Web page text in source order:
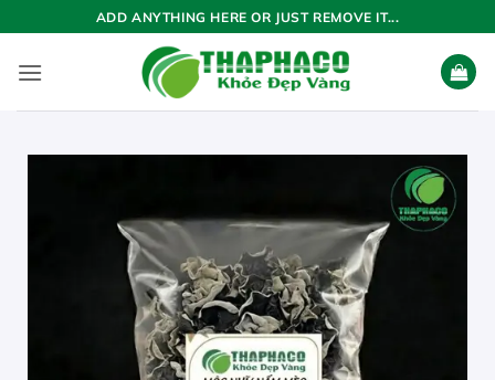
qua
nội
ADD ANYTHING HERE OR JUST REMOVE IT...